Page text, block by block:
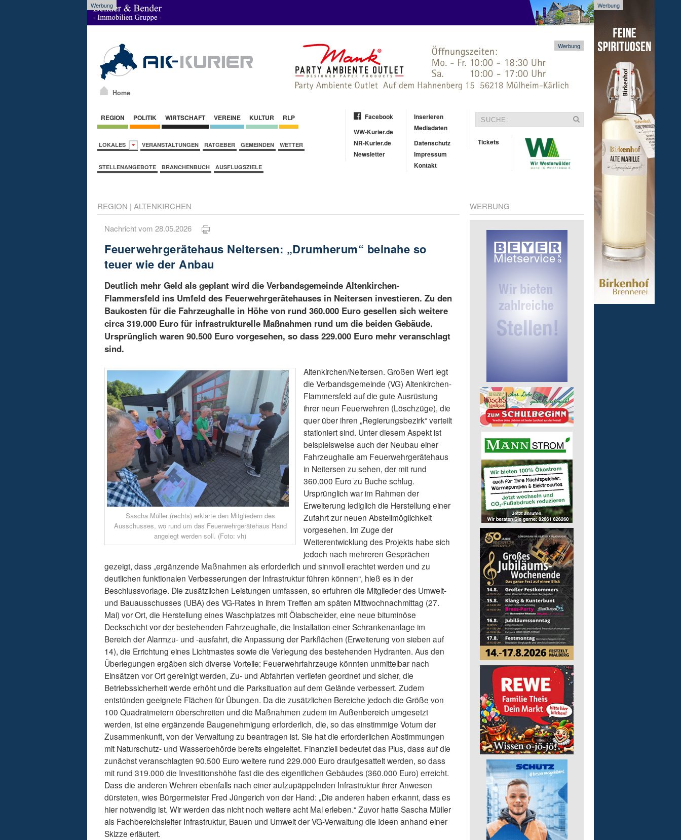
Werbung Werbung
Home
Werbung
REGION POLITIK WIRTSCHAFT VEREINE KULTUR RLP
LOKALES VERANSTALTUNGEN RATGEBER GEMEINDEN WETTER
STELLENANGEBOTE BRANCHENBUCH AUSFLUGSZIELE
Facebook
WW-Kurier.de
NR-Kurier.de
Newsletter
Inserieren
Mediadaten
Datenschutz
Impressum
Kontakt
Tickets
REGION | ALTENKIRCHEN
Nachricht vom 28.05.2026
Feuerwehrgerätehaus Neitersen: „Drumherum“ beinahe so
teuer wie der Anbau
Deutlich mehr Geld als geplant wird die Verbandsgemeinde Altenkirchen-
Flammersfeld ins Umfeld des Feuerwehrgerätehauses in Neitersen investieren. Zu den
Baukosten für die Fahrzeughalle in Höhe von rund 360.000 Euro gesellen sich weitere
circa 319.000 Euro für infrastrukturelle Maßnahmen rund um die beiden Gebäude.
Ursprünglich waren 90.500 Euro vorgesehen, so dass 229.000 Euro mehr veranschlagt
sind.
Sascha Müller (rechts) erklärte den Mitgliedern des
Ausschusses, wo rund um das Feuerwehrgerätehaus Hand
angelegt werden soll. (Foto: vh)
Altenkirchen/Neitersen. Großen Wert legt
die Verbandsgemeinde (VG) Altenkirchen-
Flammersfeld auf die gute Ausrüstung
ihrer neun Feuerwehren (Löschzüge), die
quer über ihren „Regierungsbezirk“ verteilt
stationiert sind. Unter diesem Aspekt ist
beispielsweise auch der Neubau einer
Fahrzeughalle am Feuerwehrgerätehaus
in Neitersen zu sehen, der mit rund
360.000 Euro zu Buche schlug.
Ursprünglich war im Rahmen der
Erweiterung lediglich die Herstellung einer
Zufahrt zur neuen Abstellmöglichkeit
vorgesehen. Im Zuge der
Weiterentwicklung des Projekts habe sich
jedoch nach mehreren Gesprächen
gezeigt, dass „ergänzende Maßnahmen als erforderlich und sinnvoll erachtet werden und zu
deutlichen funktionalen Verbesserungen der Infrastruktur führen können“, hieß es in der
Beschlussvorlage. Die zusätzlichen Leistungen umfassen, so erfuhren die Mitglieder des Umwelt-
und Bauausschusses (UBA) des VG-Rates in ihrem Treffen am späten Mittwochnachmittag (27.
Mai) vor Ort, die Herstellung eines Waschplatzes mit Ölabscheider, eine neue bituminöse
Deckschicht vor der bestehenden Fahrzeughalle, die Installation einer Schrankenanlage im
Bereich der Alarmzu- und -ausfahrt, die Anpassung der Parkflächen (Erweiterung von sieben auf
14), die Errichtung eines Lichtmastes sowie die Verlegung des bestehenden Hydranten. Aus den
Überlegungen ergäben sich diverse Vorteile: Feuerwehrfahrzeuge könnten unmittelbar nach
Einsätzen vor Ort gereinigt werden, Zu- und Abfahrten verliefen geordnet und sicher, die
Betriebssicherheit werde erhöht und die Parksituation auf dem Gelände verbessert. Zudem
entstünden geeignete Flächen für Übungen. Da die zusätzlichen Bereiche jedoch die Größe von
100 Quadratmetern überschreiten und die Maßnahmen zudem im Außenbereich umgesetzt
werden, ist eine ergänzende Baugenehmigung erforderlich, die, so das einstimmige Votum der
Zusammenkunft, von der Verwaltung zu beantragen ist. Sie hat die erforderlichen Abstimmungen
mit Naturschutz- und Wasserbehörde bereits eingeleitet. Finanziell bedeutet das Plus, dass auf die
zunächst veranschlagten 90.500 Euro weitere rund 229.000 Euro draufgesattelt werden, so dass
mit rund 319.000 die Investitionshöhe fast die des eigentlichen Gebäudes (360.000 Euro) erreicht.
Dass die anderen Wehren ebenfalls nach einer aufzupäppelnden Infrastruktur ihrer Anwesen
dürsteten, wies Bürgermeister Fred Jüngerich von der Hand: „Die anderen haben erkannt, dass es
hier notwendig ist. Wir werden das nicht noch weitere acht Mal erleben.“ Zuvor hatte Sascha Müller
als Fachbereichsleiter Infrastruktur, Bauen und Umwelt der VG-Verwaltung die Ideen anhand einer
Skizze erläutert.
WERBUNG